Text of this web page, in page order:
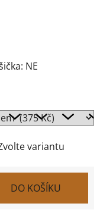
NE
variantu
DO KOŠÍKU